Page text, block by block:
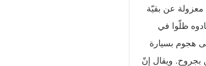
معزولة عن بقيّة
ظلّوا في
هجوم بسيارة
فيه ثلاثون شخصا وأصيب أكثر من 65 آخرين بجروح. ويقال إنّ